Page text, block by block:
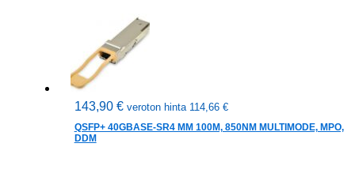
143,90 € veroton hinta 114,66 €
QSFP+ 40GBASE-SR4 MM 100M, 850NM MULTIMODE, MPO,
DDM